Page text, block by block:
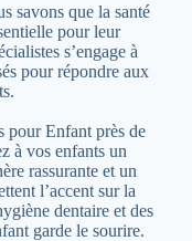
savons que la santé
pour leur
s’engage à
pour répondre aux
pour Enfant près de
à vos enfants un
rassurante et un
l’accent sur la
dentaire et des
garde le sourire.